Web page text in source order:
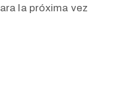
la próxima vez